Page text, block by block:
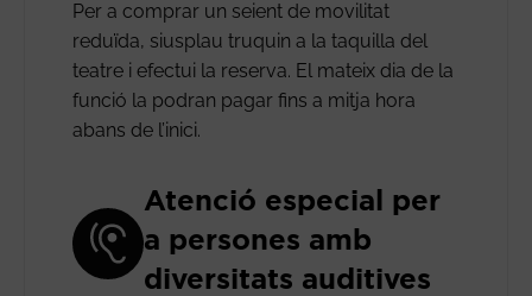
Per a comprar un seient de movilitat
reduïda, siusplau truquin a la taquilla del
teatre i efectui la reserva. El mateix dia de la
funció la podran pagar fins a mitja hora
abans de l’inici.
Atenció especial per
a persones amb
diversitats auditives